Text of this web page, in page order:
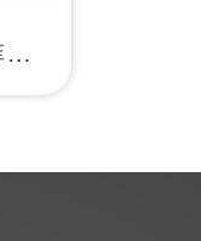
LED照明用光学级菲涅尔透镜